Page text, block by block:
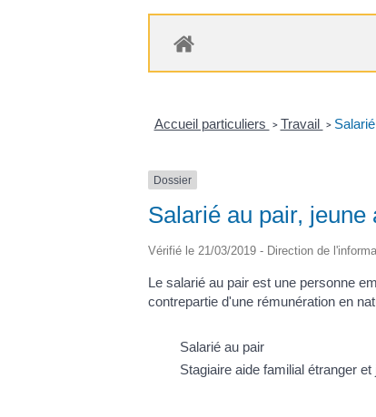
Accueil particuliers > Travail >
Dossier
Salarié au pair,
Vérifié le 21/03/2019 - Direction de
Le salarié au pair est une personne
contrepartie d'une rémunération en
Salarié au pair
Stagiaire aide familial étranger et